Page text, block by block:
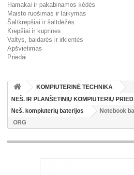
Hamakai ir pakabinamos kėdės
Maisto ruošimas ir laikymas
Šaltkrepšiai ir šaltdėžės
Krepšiai ir kuprinės
Valtys, baidarės ir irklentės
Apšvietimas
Priedai
KOMPIUTERINĖ TECHNIKA
NEŠ. IR PLANŠETINIŲ KOMPIUTERIŲ
Neš. kompiuterių baterijos
Notebook
ORG